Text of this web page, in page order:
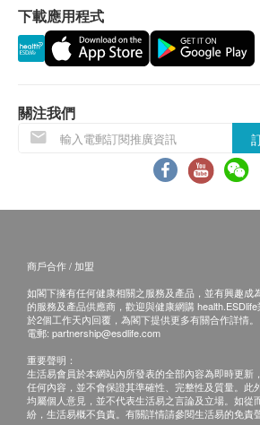
產品規格
水溫(高溫): 83-95 °C
重量: 19 公斤
消耗功率(W瓦): 585 W
流速(每分鐘公升): 高溫熱水: 1
HC99L-UFD上流式
18公升商用裝蒸餾水 (電子水券)
直接到達的地點及備有升降機能
多於20級樓梯之樓層。
位於無升降機設施的樓層或相應
費及每層每支貨品港幣5元的行政
訂購須知
健康網購health.ESDlife只接受
的帳單地址的訂單。
日期。
倘若屈臣氏蒸餾水未能提供任何
務，或因客戶所使用的信用咭導
何其他原因，屈臣氏蒸餾水有權
倘若屈臣氏蒸餾水無法提供閣
或服務，屈臣氏蒸餾水會透過
下。
下載應用程式
關注我們
商戶合作 / 加盟
如閣下擁有任何健康相關之服務及產品，並有興趣成
的服務及產品供應商，歡迎與健康網購
於2個工作天內回覆，為閣下提供更多有關合作詳情。
電郵: partnership@esdlife.com
重要聲明：
生活易會員於本網站內所發表的全部內容為即時更新
任何內容，並不會保證其準確性、完整性及質量。此
均屬個人意見，並不代表生活易之言論及立場。如從
紛，生活易概不負責。有關詳情請參閱生活易的免責聲